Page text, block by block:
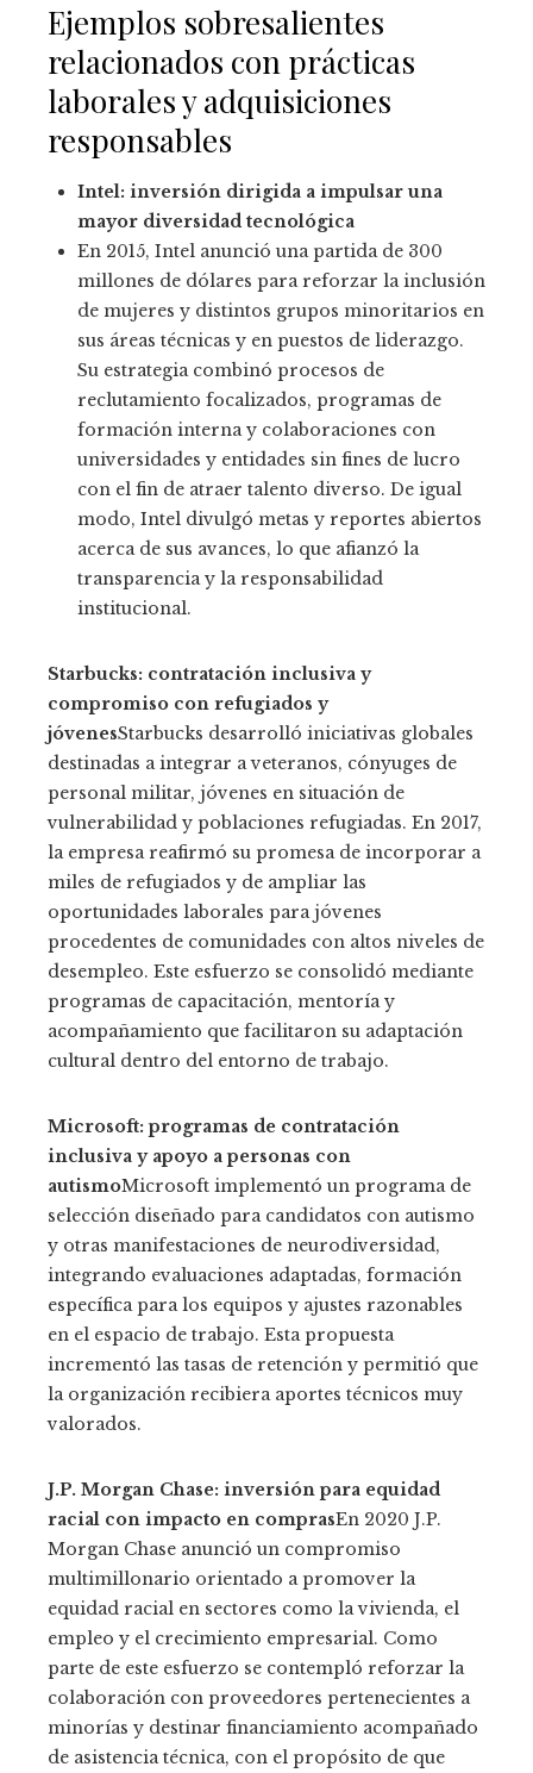
Ejemplos sobresalientes
relacionados con prácticas
laborales y adquisiciones
responsables
Intel: inversión dirigida a impulsar una
mayor diversidad tecnológica
En 2015, Intel anunció una partida de 300
millones de dólares para reforzar la inclusión
de mujeres y distintos grupos minoritarios en
sus áreas técnicas y en puestos de liderazgo.
Su estrategia combinó procesos de
reclutamiento focalizados, programas de
formación interna y colaboraciones con
universidades y entidades sin fines de lucro
con el fin de atraer talento diverso. De igual
modo, Intel divulgó metas y reportes abiertos
acerca de sus avances, lo que afianzó la
transparencia y la responsabilidad
institucional.
Starbucks: contratación inclusiva y
compromiso con refugiados y
jóvenesStarbucks desarrolló iniciativas globales
destinadas a integrar a veteranos, cónyuges de
personal militar, jóvenes en situación de
vulnerabilidad y poblaciones refugiadas. En 2017,
la empresa reafirmó su promesa de incorporar a
miles de refugiados y de ampliar las
oportunidades laborales para jóvenes
procedentes de comunidades con altos niveles de
desempleo. Este esfuerzo se consolidó mediante
programas de capacitación, mentoría y
acompañamiento que facilitaron su adaptación
cultural dentro del entorno de trabajo.
Microsoft: programas de contratación
inclusiva y apoyo a personas con
autismoMicrosoft implementó un programa de
selección diseñado para candidatos con autismo
y otras manifestaciones de neurodiversidad,
integrando evaluaciones adaptadas, formación
específica para los equipos y ajustes razonables
en el espacio de trabajo. Esta propuesta
incrementó las tasas de retención y permitió que
la organización recibiera aportes técnicos muy
valorados.
J.P. Morgan Chase: inversión para equidad
racial con impacto en comprasEn 2020 J.P.
Morgan Chase anunció un compromiso
multimillonario orientado a promover la
equidad racial en sectores como la vivienda, el
empleo y el crecimiento empresarial. Como
parte de este esfuerzo se contempló reforzar la
colaboración con proveedores pertenecientes a
minorías y destinar financiamiento acompañado
de asistencia técnica, con el propósito de que